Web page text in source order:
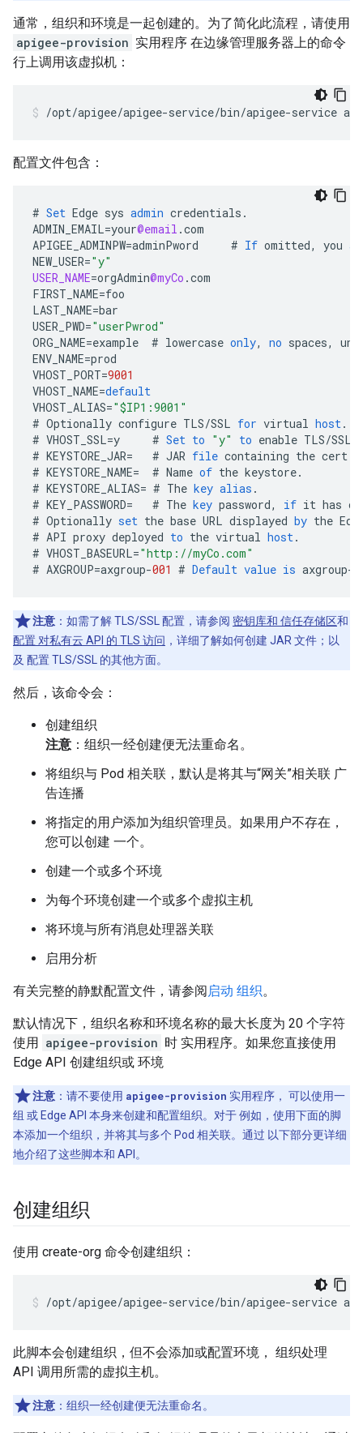
通常，组织和环境是一起创建的。为了简化此流程，请使用
apigee-provision 实用程序 在边缘管理服务器上的命令
行上调用该虚拟机：
/opt/apigee/apigee-service/bin/apigee-service
配置文件包含：
# Set Edge sys admin credentials .
ADMIN_EMAIL=your@email .com
APIGEE_ADMINPW=adminPword # If omitted, you
NEW_USER="y"
USER_NAME=orgAdmin@myCo .com
FIRST_NAME=foo
LAST_NAME=bar
USER_PWD="userPwrod"
ORG_NAME=example # lowercase only, no spaces,
ENV_NAME=prod
VHOST_PORT=9001
VHOST_NAME=default
VHOST_ALIAS="$IP1:9001"
# Optionally configure TLS/SSL for virtual host.
# VHOST_SSL=y # Set to "y" to enable TLS/SSL
# KEYSTORE_JAR= # JAR file containing the cert
# KEYSTORE_NAME= # Name of the keystore.
# KEYSTORE_ALIAS= # The key alias .
# KEY_PASSWORD= # The key password, if it has
# Optionally set the base URL displayed by the
# API proxy deployed to the virtual host.
# VHOST_BASEURL="http://myCo.com"
# AXGROUP=axgroup-001 # Default value is axgroup-
注意 ：如需了解 TLS/SSL 配置，请参阅 密钥库和 信任存储区和
配置 对私有云 API 的 TLS 访问 ，详细了解如何创建 JAR 文件；以
及 配置 TLS/SSL 的其他方面。
然后，该命令会：
创建组织
注意 ：组织一经创建便无法重命名。
将组织与 Pod 相关联，默认是将其与“网关”相关联 广
告连播
将指定的用户添加为组织管理员。如果用户不存在，
您可以创建 一个。
创建一个或多个环境
为每个环境创建一个或多个虚拟主机
将环境与所有消息处理器关联
启用分析
有关完整的静默配置文件，请参阅启动 组织。
默认情况下，组织名称和环境名称的最大长度为 20 个字符
使用 apigee-provision 时 实用程序。如果您直接使用
Edge API 创建组织或 环境
注意 ：请不要使用 apigee-provision 实用程序， 可以使用一
组 或 Edge API 本身来创建和配置组织。对于 例如，使用下面的脚
本添加一个组织，并将其与多个 Pod 相关联。通过 以下部分更详细
地介绍了这些脚本和 API。
创建组织
使用 create-org 命令创建组织：
/opt/apigee/apigee-service/bin/apigee-service
此脚本会创建组织，但不会添加或配置环境， 组织处理
API 调用所需的虚拟主机。
注意 ：组织一经创建便无法重命名。